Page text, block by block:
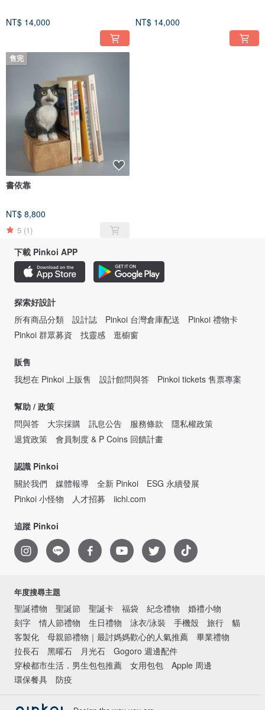
NT$ 14,000 NT$ 14,000
售完
書依靠
NT$ 8,800
5 (1)
下載 Pinkoi APP
探索好設計
所有商品分類
設計誌 Pinkoi 台灣倉庫配送
Pinkoi 禮物卡
Pinkoi 群眾募資
找靈感 逛櫥窗
販售
我想在 Pinkoi 上販售
設計館問與答 Pinkoi tickets 售票專案
幫助 / 政策
問與答
大宗採購 訊息公告 服務條款
隱私權政策
退貨政策
會員制度 & P Coins 回饋計畫
認識 Pinkoi
關於我們
媒體報導 全新 Pinkoi
ESG 永續發展
Pinkoi 小怪物
人才招募 iichi.com
追蹤 Pinkoi
年度搜尋主題
聖誕禮物 聖誕節 聖誕卡 福袋 紀念禮物
婚禮小物
刻字
情人節禮物 生日禮物 泳衣/泳裝 手機殼 旅行
貓
客製化
母親節禮物｜最討媽媽歡心的人氣推薦
畢業禮物
拉長石
黑曜石 月光石
Gogoro 週邊配件
穿梭都市生活．男生包包推薦
女用包包
Apple 周邊
環保餐具
防疫